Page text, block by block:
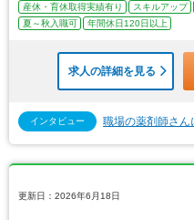
産休・育休取得実績有り
スキルアップ
夏～秋入職可
年間休日120日以上
求人の詳細を見る
インタビュー 職場の薬剤師さん
更新日：2026年6月18日